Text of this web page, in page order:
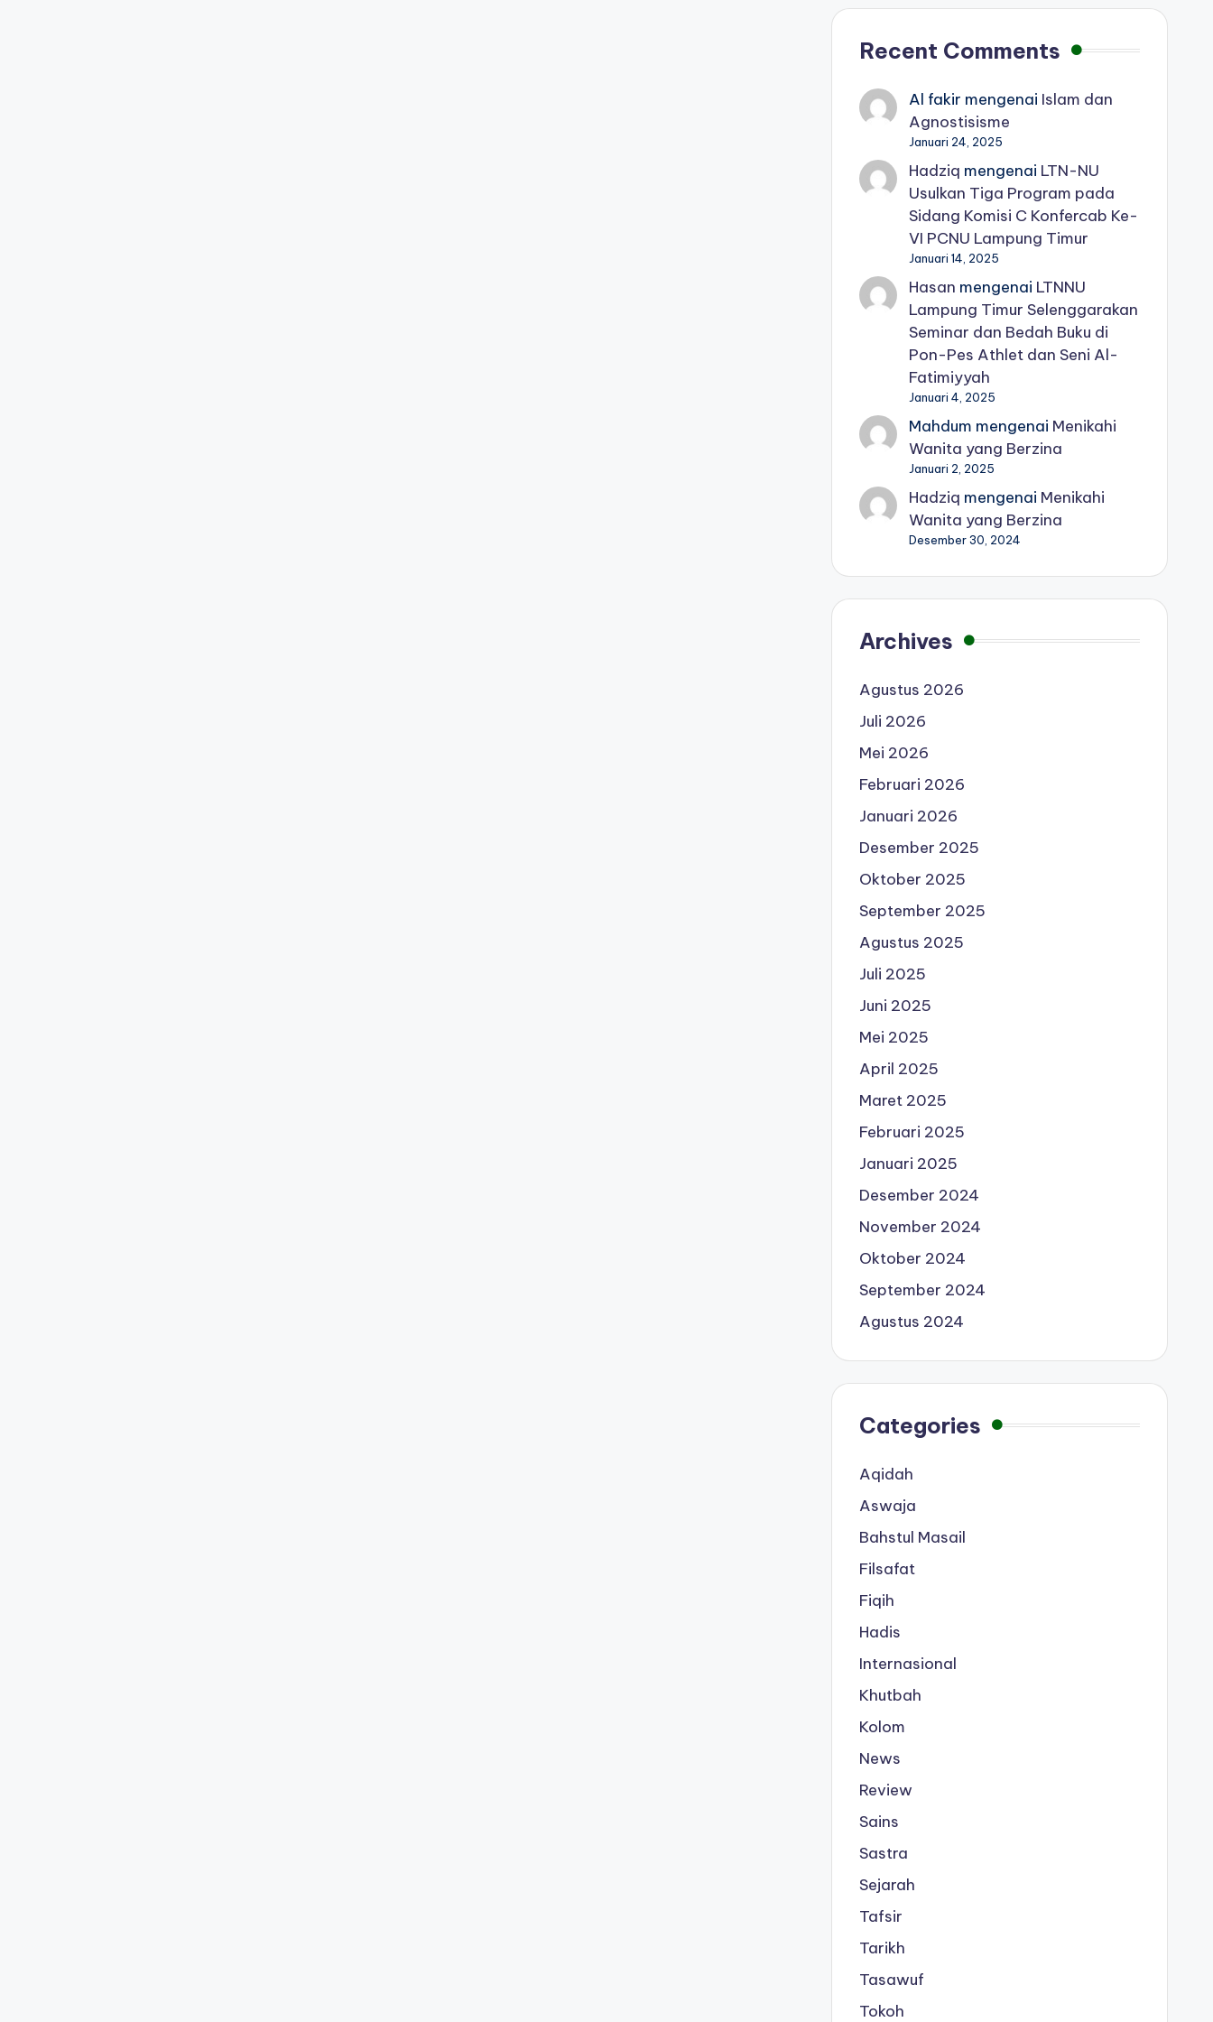
Recent Comments
Al fakir mengenai Islam dan
Agnostisisme
Januari 24, 2025
Hadziq mengenai LTN-NU
Usulkan Tiga Program pada
Sidang Komisi C Konfercab Ke-
VI PCNU Lampung Timur
Januari 14, 2025
Hasan mengenai LTNNU
Lampung Timur Selenggarakan
Seminar dan Bedah Buku di
Pon-Pes Athlet dan Seni Al-
Fatimiyyah
Januari 4, 2025
Mahdum mengenai Menikahi
Wanita yang Berzina
Januari 2, 2025
Hadziq mengenai Menikahi
Wanita yang Berzina
Desember 30, 2024
Archives
Agustus 2026
Juli 2026
Mei 2026
Februari 2026
Januari 2026
Desember 2025
Oktober 2025
September 2025
Agustus 2025
Juli 2025
Juni 2025
Mei 2025
April 2025
Maret 2025
Februari 2025
Januari 2025
Desember 2024
November 2024
Oktober 2024
September 2024
Agustus 2024
Categories
Aqidah
Aswaja
Bahstul Masail
Filsafat
Fiqih
Hadis
Internasional
Khutbah
Kolom
News
Review
Sains
Sastra
Sejarah
Tafsir
Tarikh
Tasawuf
Tokoh